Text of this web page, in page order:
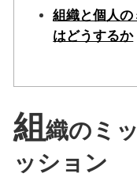
組織と個人の
はどうするか
組 織のミ
ッション